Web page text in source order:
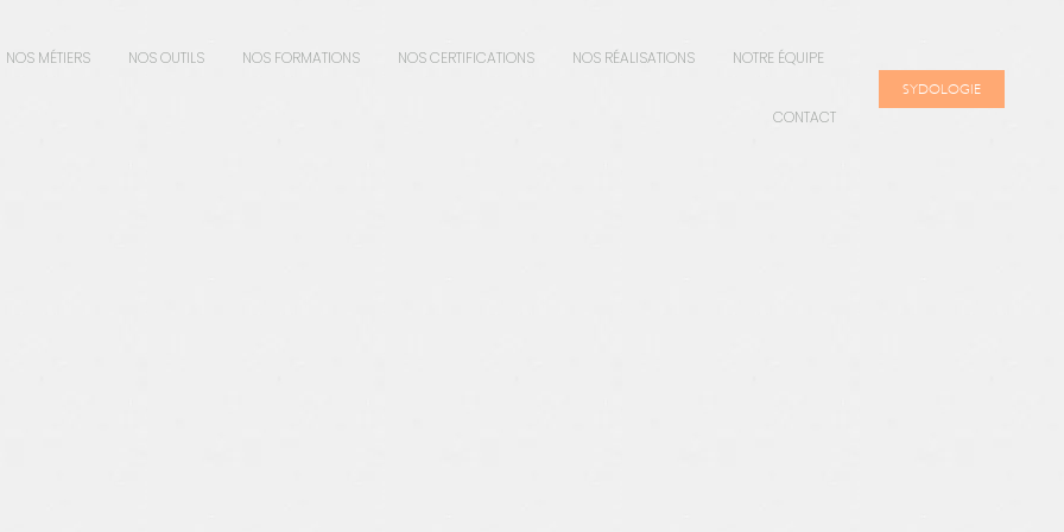
NOS MÉTIERS NOS OUTILS NOS FORMATIONS NOS CERTIFICATIONS NOS RÉALISATIONS NOTRE ÉQUIPE
CONTACT
SYDOLOGIE